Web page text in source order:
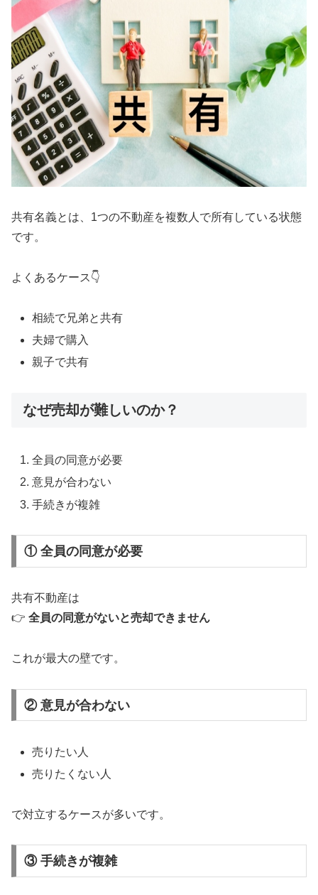
共有名義とは、1つの不動産を複数人で所有している状態
です。
よくあるケース👇
相続で兄弟と共有
夫婦で購入
親子で共有
なぜ売却が難しいのか？
全員の同意が必要
意見が合わない
手続きが複雑
① 全員の同意が必要
共有不動産は
👉 全員の同意がないと売却できません
これが最大の壁です。
② 意見が合わない
売りたい人
売りたくない人
で対立するケースが多いです。
③ 手続きが複雑